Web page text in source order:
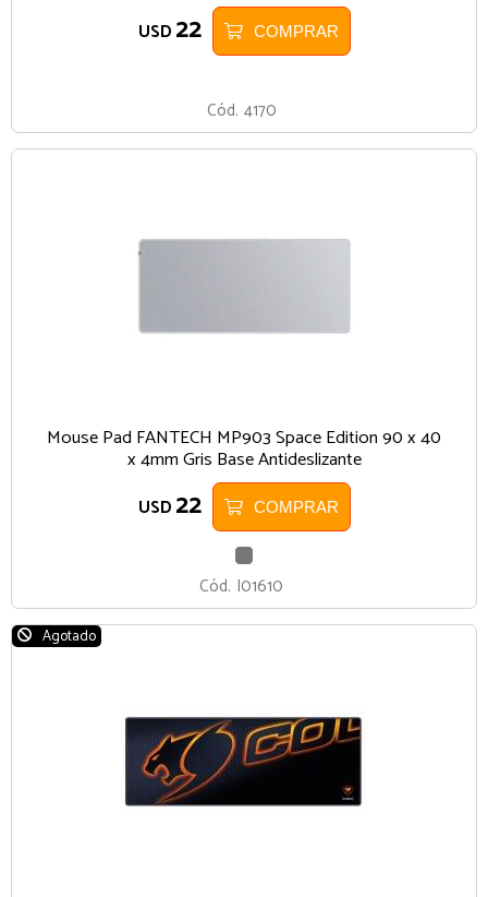
USD 22 COMPRAR
Cód. 4170
Mouse Pad FANTECH MP903 Space Edition 90 x 40
x 4mm Gris Base Antideslizante
USD 22 COMPRAR
Cód. I01610
Agotado